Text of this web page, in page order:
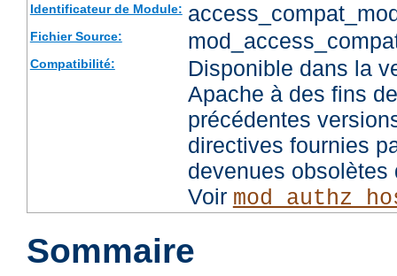
Identificateur de Module:
Fichier Source:
Compatibilité:
Disponible dans la
Apache à des fins
précédentes
directives fournies
devenues
Voir
Sommaire